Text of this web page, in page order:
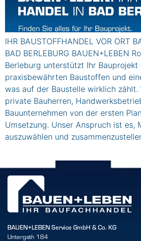
IHR BAUSTOFFHANDEL VOR ORT
BAD BERLEBURG BAUEN+LEBEN
Berleburg unterstützt Ihr
praxisbewährten Baustoffen und
was auf der Baustelle wirklich zählt.
private Bauherren,
Bauunternehmen von der ersten
Umsetzung. Unser Anspruch ist es,
auszuwählen und
BAUEN+LEBEN Service GmbH & Co. KG
Untergath 184